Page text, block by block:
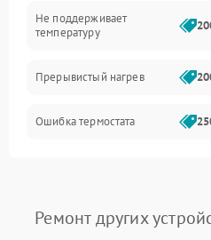
Не поддерживает
температуру
Прерывистый нагрев
Ошибка термостата
Ремонт других